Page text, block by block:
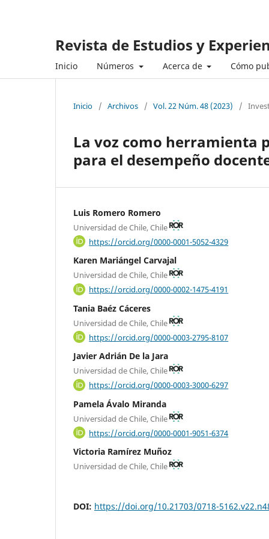
Revista de Estudios y
Inicio Números Acerca de Cómo
Inicio / Archivos / Vol. 22 Núm. 48 (2023) /
La voz como herramienta
para el desempeño
Luis Romero Romero
Universidad de Chile, Chile
https://orcid.org/0000-0001-5052-4329
Karen Mariángel Carvajal
Universidad de Chile, Chile
https://orcid.org/0000-0002-1475-4191
Tania Baéz Cáceres
Universidad de Chile, Chile
https://orcid.org/0000-0003-2795-8107
Javier Adrián De la Jara
Universidad de Chile, Chile
https://orcid.org/0000-0003-3000-6297
Pamela Ávalo Miranda
Universidad de Chile, Chile
https://orcid.org/0000-0001-9051-6374
Victoria Ramírez Muñoz
Universidad de Chile, Chile
DOI: https://doi.org/10.21703/0718-